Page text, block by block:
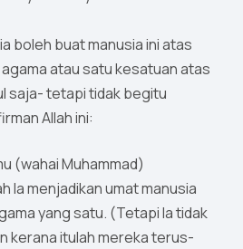
boleh buat manusia ini atas
atau satu kesatuan atas
saja- tetapi tidak begitu
Allah ini:
(wahai Muhammad)
Ia menjadikan umat manusia
yang satu. (Tetapi Ia tidak
kerana itulah mereka terus-